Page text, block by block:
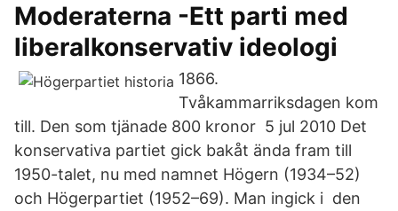
Moderaterna -Ett parti med
liberalkonservativ ideologi
1866.
Tvåkammarriksdagen kom
till. Den som tjänade 800 kronor 5 jul 2010 Det
konservativa partiet gick bakåt ända fram till
1950-talet, nu med namnet Högern (1934–52)
och Högerpartiet (1952–69). Man ingick i den